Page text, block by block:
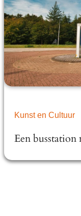
Kunst en Cultuur
Een busstation